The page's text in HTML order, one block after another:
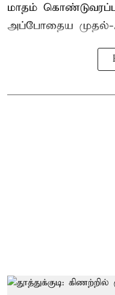
மாதம்
அப்போதைய முதல்-